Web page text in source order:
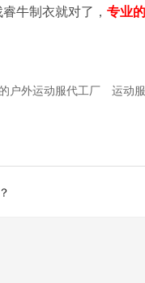
睿牛制衣就对了， 专业
户外运动服代工厂
运动